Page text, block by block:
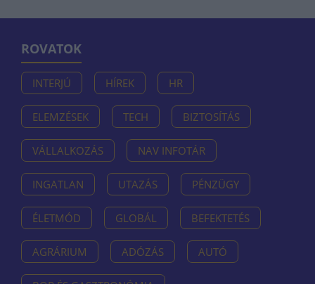
ROVATOK
INTERJÚ HÍREK HR
ELEMZÉSEK TECH BIZTOSÍTÁS
VÁLLALKOZÁS NAV INFOTÁR
INGATLAN UTAZÁS PÉNZÜGY
ÉLETMÓD GLOBÁL BEFEKTETÉS
AGRÁRIUM ADÓZÁS AUTÓ